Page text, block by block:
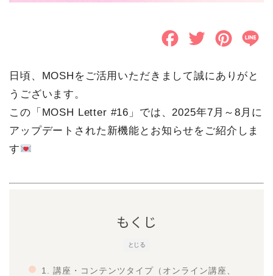
b
i
t
n
e
日頃、MOSHをご活用いただきまして誠にありがと
うございます。
この「MOSH Letter #16」では、2025年7月～8月に
アップデートされた新機能とお知らせをご紹介しま
す
とじる
もくじ
1. 講座・コンテンツタイプ（オンライン講座、